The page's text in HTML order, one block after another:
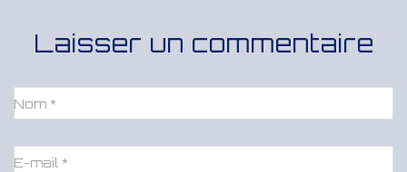
Laisser un commentaire
Nom *
E-mail *